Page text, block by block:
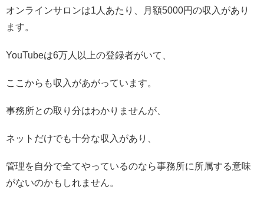
オンラインサロンは1人あたり、月額5000円の収入があり
ます。
YouTubeは6万人以上の登録者がいて、
ここからも収入があがっています。
事務所との取り分はわかりませんが、
ネットだけでも十分な収入があり、
管理を自分で全てやっているのなら事務所に所属する意味
がないのかもしれません。